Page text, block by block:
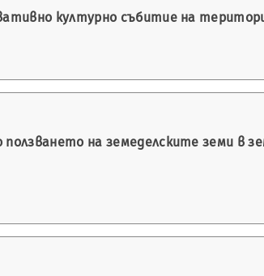
културно събитие на
на земеделските земи в